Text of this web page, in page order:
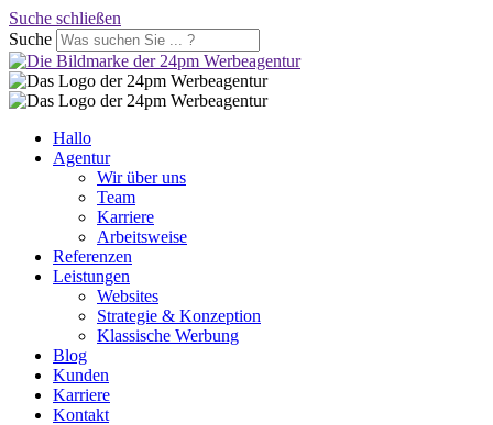
Suche schließen
Suche
Hallo
Agentur
Wir über uns
Team
Karriere
Arbeitsweise
Referenzen
Leistungen
Websites
Strategie & Konzeption
Klassische Werbung
Blog
Kunden
Karriere
Kontakt